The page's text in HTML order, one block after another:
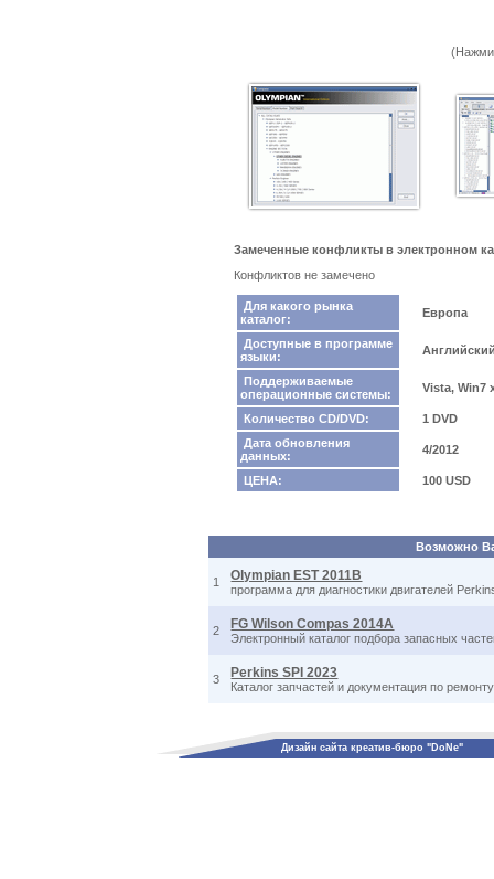
Замеченные конфликты в электронном
Конфликтов не замечено
Для какого рынка
каталог:
Европа
Доступные в программе
языки:
Поддерживаемые
операционные системы:
Vista, Win7
Количество CD/DVD:
1 DVD
Дата обновления
данных:
4/2012
ЦЕНА: 100 USD
Возможно
1 Olympian EST 2011B
программа для диагностики двигателей
2 FG Wilson Compas 2014A
Электронный каталог подбора запасных
3 Perkins SPI 2023
Каталог запчастей и документация по
Дизайн сайта креатив-бюро "DoNe"